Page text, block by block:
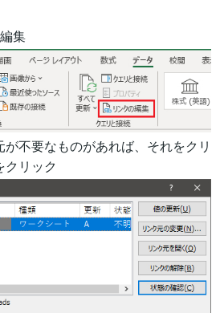
集
不要なものがあれば、それをクリ
クリック